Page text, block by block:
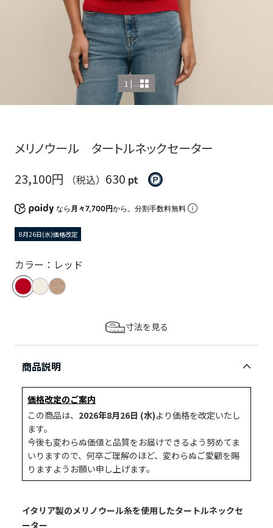
1 | ...
メリノウール タートルネックセーター
23,100円
（税込） 630 pt
なら 月々7,700円から。分割手数料無料
8月26日(水)価格改定
カラー：レッド
寸法を見る
商品説明
価格改定のご案内
この商品は、 2026年8月26日 (水)より価格を改定いたし
ます。
今後も変わらぬ価値と品質をお届けできるよう努めてま
いりますので、何卒ご理解のほど、変わらぬご愛顧を賜
りますようお願い申し上げます。
イタリア製のメリノウール糸を使用したタートルネックセ
ーター